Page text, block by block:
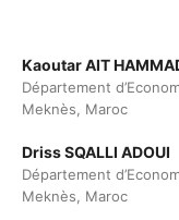
Kaoutar AIT
Département
Meknès, Maroc
Driss SQALLI ADOUI
Département
Meknès, Maroc